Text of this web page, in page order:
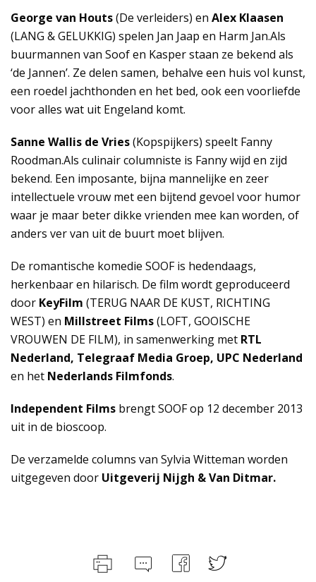
George van Houts(De verleiders) en Alex Klaasen
(LANG & GELUKKIG) spelen Jan Jaap en Harm Jan.Als
buurmannen van Soof en Kasper staan ze bekend als
‘de Jannen’. Ze delen samen, behalve een huis vol kunst,
een roedel jachthonden en het bed, ook een voorliefde
voor alles wat uit Engeland komt.
Sanne Wallis de Vries(Kopspijkers) speelt Fanny
Roodman.Als culinair columniste is Fanny wijd en zijd
bekend. Een imposante, bijna mannelijke en zeer
intellectuele vrouw met een bijtend gevoel voor humor
waar je maar beter dikke vrienden mee kan worden, of
anders ver van uit de buurt moet blijven.
De romantische komedie SOOF is hedendaags,
herkenbaar en hilarisch. De film wordt geproduceerd
door KeyFilm (TERUG NAAR DE KUST, RICHTING
WEST) en Millstreet Films(LOFT, GOOISCHE
VROUWEN DE FILM), in samenwerking met RTL
Nederland, Telegraaf Media Groep, UPC Nederland
en het Nederlands Filmfonds.
Independent Films brengt SOOF op 12 december 2013
uit in de bioscoop.
De verzamelde columns van Sylvia Witteman worden
uitgegeven door Uitgeverij Nijgh & Van Ditmar.